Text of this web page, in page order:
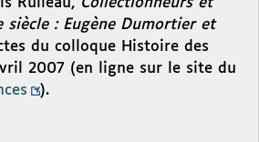
Rulleau, Collectionneurs et
siècle : Eugène Dumortier et
du colloque Histoire des
2007 (en ligne sur le site du
).